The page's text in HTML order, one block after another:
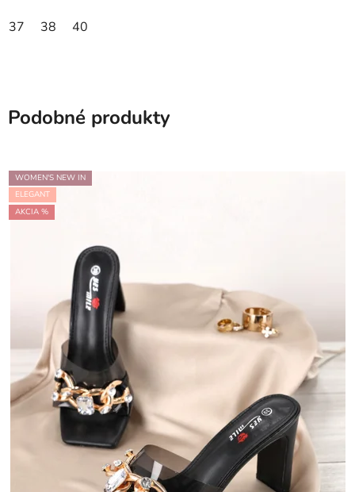
37 38 40
Podobné produkty
WOMEN'S NEW IN
ELEGANT
AKCIA %